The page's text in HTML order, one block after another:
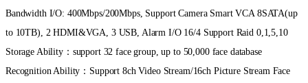
Bandwidth I/O: 400Mbps/200Mbps, Support Camera Smart VCA 8SATA(up
to 10TB), 2 HDMI&VGA, 3 USB, Alarm I/O 16/4 Support Raid 0,1,5,10
Storage Ability：support 32 face group, up to 50,000 face database
Recognition Ability：Support 8ch Video Stream/16ch Picture Stream Face